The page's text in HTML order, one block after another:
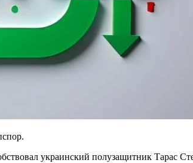
украинский полузащитник Тарас